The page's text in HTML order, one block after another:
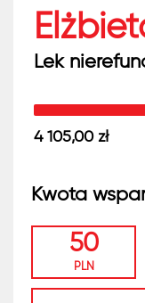
Lek
4 105,00 zł
Kwota
50
PLN